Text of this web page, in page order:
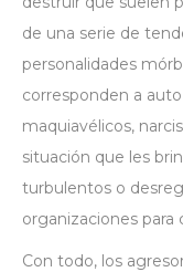
de una serie de
personalidades
corresponden a
maquiavélicos,
situación que les
turbulentos o
organizaciones para
Con todo, los